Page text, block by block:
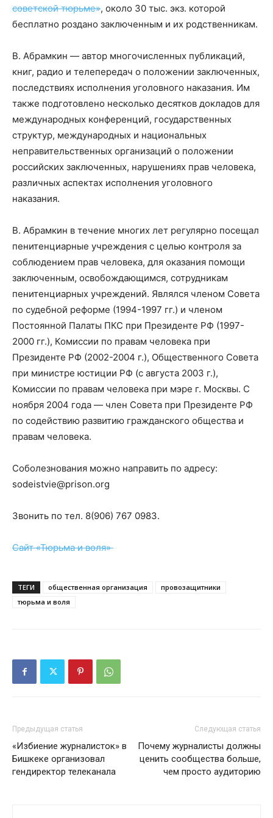
советской тюрьме», около 30 тыс. экз. которой
бесплатно роздано заключенным и их родственникам.
В. Абрамкин — автор многочисленных публикаций,
книг, радио и телепередач о положении заключенных,
последствиях исполнения уголовного наказания. Им
также подготовлено несколько десятков докладов для
международных конференций, государственных
структур, международных и национальных
неправительственных организаций о положении
российских заключенных, нарушениях прав человека,
различных аспектах исполнения уголовного
наказания.
В. Абрамкин в течение многих лет регулярно посещал
пенитенциарные учреждения с целью контроля за
соблюдением прав человека, для оказания помощи
заключенным, освобождающимся, сотрудникам
пенитенциарных учреждений. Являлся членом Совета
по судебной реформе (1994-1997 гг.) и членом
Постоянной Палаты ПКС при Президенте РФ (1997-
2000 гг.), Комиссии по правам человека при
Президенте РФ (2002-2004 г.), Общественного Совета
при министре юстиции РФ (с августа 2003 г.),
Комиссии по правам человека при мэре г. Москвы. С
ноября 2004 года — член Совета при Президенте РФ
по содействию развитию гражданского общества и
правам человека.
Соболезнования можно направить по адресу:
sodeistvie@prison.org
Звонить по тел. 8(906) 767 0983.
Сайт «Тюрьма и воля»
ТЕГИ общественная организация
провозащитники
тюрьма и воля
Предыдущая статья
«Избиение журналисток» в
Бишкеке организовал
гендиректор телеканала
Следующая статья
Почему журналисты должны
ценить сообщества больше,
чем просто аудиторию